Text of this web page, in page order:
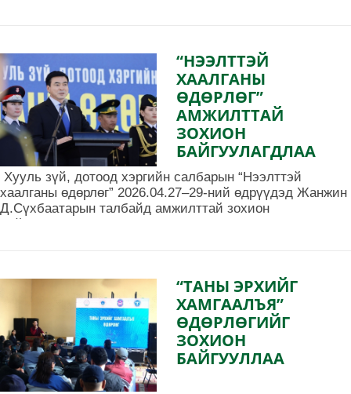
“НЭЭЛТТЭЙ
ХААЛГАНЫ
ӨДӨРЛӨГ”
АМЖИЛТТАЙ
ЗОХИОН
БАЙГУУЛАГДЛАА
Хууль зүй, дотоод хэргийн салбарын “Нээлттэй
хаалганы өдөрлөг” 2026.04.27–29-ний өдрүүдэд Жанжин
Д.Сүхбаатарын талбайд амжилттай зохион
“ТАНЫ ЭРХИЙГ
ХАМГААЛЪЯ”
ӨДӨРЛӨГИЙГ
ЗОХИОН
БАЙГУУЛЛАА